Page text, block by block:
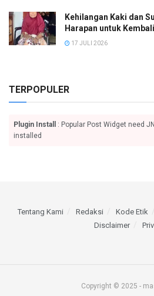
Kehilangan Kaki dan
Harapan untuk
17 JULI 2026
TERPOPULER
Plugin Install
: Popular Post Widget need
installed
Tentang Kami Redaksi Kode Etik
Disclaimer
Copyright © 2025 -